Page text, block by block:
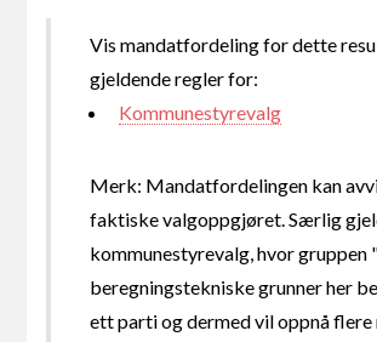
Vis mandatfordeling for dette
gjeldende regler for:
Kommunestyrevalg
Merk: Mandatfordelingen kan
faktiske valgoppgjøret. Særlig
kommunestyrevalg, hvor gruppen
beregningstekniske grunner her
ett parti og dermed vil oppnå flere